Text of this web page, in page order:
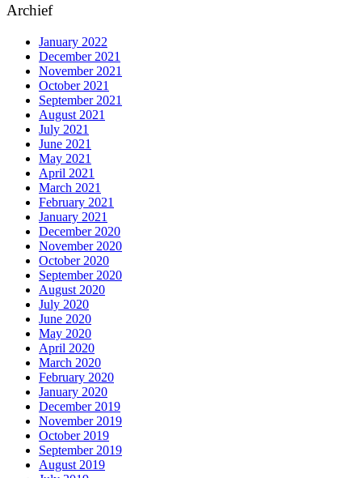
Archief
January 2022
December 2021
November 2021
October 2021
September 2021
August 2021
July 2021
June 2021
May 2021
April 2021
March 2021
February 2021
January 2021
December 2020
November 2020
October 2020
September 2020
August 2020
July 2020
June 2020
May 2020
April 2020
March 2020
February 2020
January 2020
December 2019
November 2019
October 2019
September 2019
August 2019